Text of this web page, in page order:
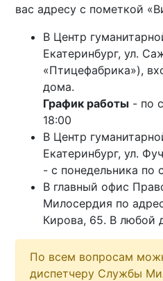
вас адресу с пометкой
В Центр
Екатеринбург, ул.
«Птицефабрика»),
дома.
График работы - по
18:00
В Центр
Екатеринбург, ул.
- с понедельника по
В главный офис
Милосердия по
Кирова, 65. В любой
По всем вопросам
диспетчеру Службы